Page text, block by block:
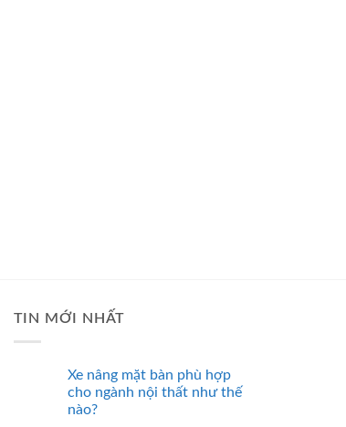
TIN MỚI NHẤT
Xe nâng mặt bàn phù hợp
cho ngành nội thất như thế
nào?